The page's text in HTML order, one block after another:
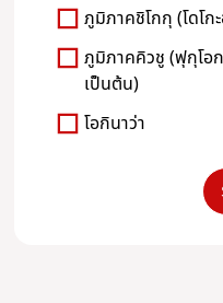
ภูมิภาคชิโกกุ (โดโก
ภูมิภาคคิวชู (ฟุกุโอ
เป็นต้น)
โอกินาว่า